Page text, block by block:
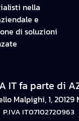
nella
e
di soluzioni
IT fa parte di
Malpighi, 1, 20129
P.IVA IT07102720963